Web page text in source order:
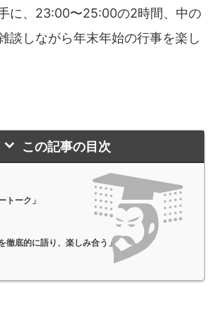
に、23:00〜25:00の2時間、中の
談しながら年末年始の行事を楽し
この記事の目次
トーク」
徹底的に語り、楽しみ合う」